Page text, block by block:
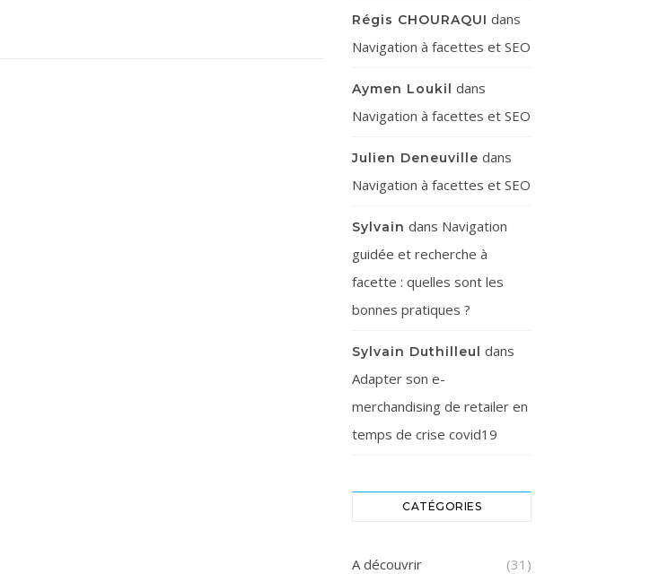
Régis CHOURAQUI dans
Navigation à facettes et SEO
Aymen Loukil dans
Navigation à facettes et SEO
Julien Deneuville dans
Navigation à facettes et SEO
Sylvain dans Navigation
guidée et recherche à
facette : quelles sont les
bonnes pratiques ?
Sylvain Duthilleul dans
Adapter son e-
merchandising de retailer en
temps de crise covid19
CATÉGORIES
A découvrir (31)